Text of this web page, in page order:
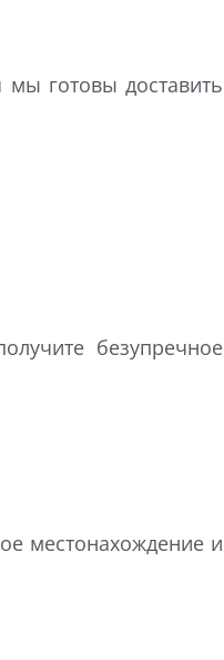
готовы доставить
безупречное
местонахождение и